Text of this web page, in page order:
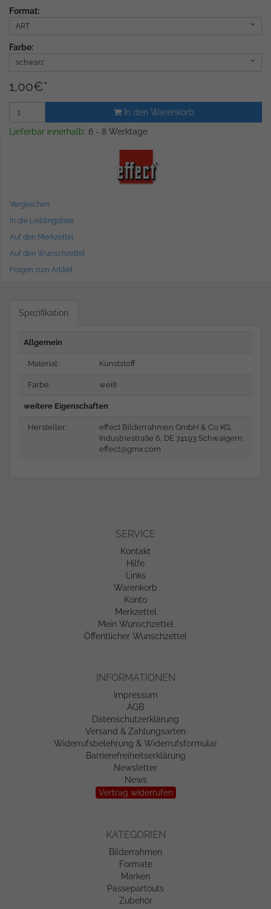
Format:
ART
Farbe:
schwarz
1,00€*
In den Warenkorb
Lieferbar innerhalb: 6 - 8 Werktage
Vergleichen
In die Lieblingsliste
Auf den Merkzettel
Auf den Wunschzettel
Fragen zum Artikel
Spezifikation
Allgemein
Material: Kunststoff
Farbe: weiß
weitere Eigenschaften
Hersteller:
effect Bilderrahmen GmbH & Co KG,
Industriestraße 6, DE 74193 Schwaigern,
effect@gmx.com
SERVICE
Kontakt
Hilfe
Links
Warenkorb
Konto
Merkzettel
Mein Wunschzettel
Öffentlicher Wunschzettel
INFORMATIONEN
Impressum
AGB
Datenschutzerklärung
Versand & Zahlungsarten
Widerrufsbelehrung & Widerrufsformular
Barrierefreiheitserklärung
Newsletter
News
Vertrag widerrufen
KATEGORIEN
Bilderrahmen
Formate
Marken
Passepartouts
Zubehör